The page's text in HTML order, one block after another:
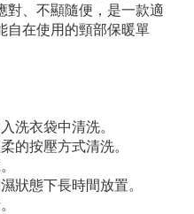
對、不顯隨便，是一款適
自在使用的頸部保暖單
洗衣袋中清洗。
的按壓方式清洗。
狀態下長時間放置。